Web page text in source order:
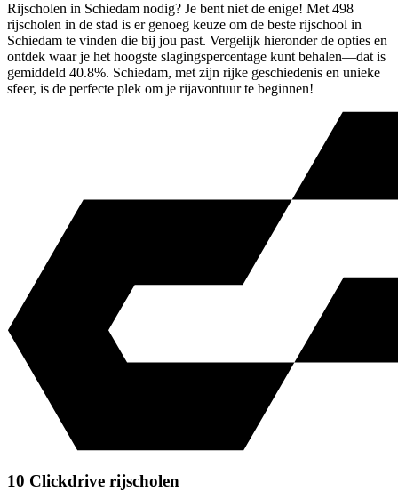
Rijscholen in Schiedam nodig? Je bent niet de enige! Met 498
rijscholen in de stad is er genoeg keuze om de beste rijschool in
Schiedam te vinden die bij jou past. Vergelijk hieronder de opties en
ontdek waar je het hoogste slagingspercentage kunt behalen—dat is
gemiddeld 40.8%. Schiedam, met zijn rijke geschiedenis en unieke
sfeer, is de perfecte plek om je rijavontuur te beginnen!
10 Clickdrive rijscholen